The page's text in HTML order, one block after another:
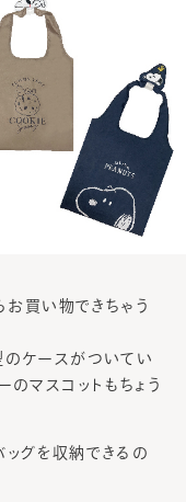
買い物できちゃう
のケースがついてい
のマスコットもちょう
グを収納できるの